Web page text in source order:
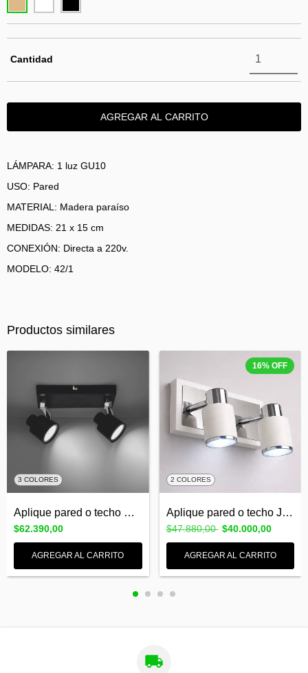
Cantidad
LÁMPARA: 1 luz GU10
USO: Pared
MATERIAL: Madera paraíso
MEDIDAS: 21 x 15 cm
CONEXIÓN: Directa a 220v.
MODELO: 42/1
Productos similares
3 COLORES
Aplique pared o techo SHEILA 2 luces GU1...
$62.390,00
AGREGAR AL CARRITO
16% OFF
2 COLORES
Aplique pared o techo JULITA GU10 2 Luce...
$47.880,00 $40.000,00
AGREGAR AL CARRITO